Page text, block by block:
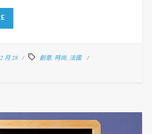
2 月 28 創意, 時尚, 法國